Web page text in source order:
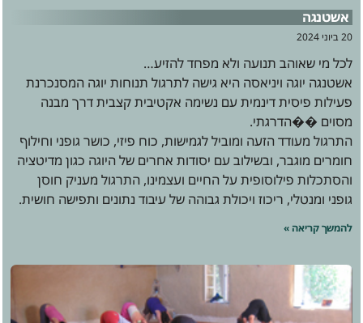
אשטנגה
20 ביוני 2024
לכל מי שאוהב תנועה ולא מפחד להזיע…
אשטנגה יוגה ויניאסה היא גישה לתרגול תנוחות יוגה המסנכרנת
פעילות פיסית דינמית עם נשימה אקטיבית קצבית דרך מבנה
מסוים ��הדרגתי.
התרגול מעודד הזעה ומוביל לגמישות, כוח פיזי, כושר גופני וחילוף
חומרים מוגבר, ובשילוב עם יסודות אחרים של היוגה כגון מדיטציה
והסתכלות פילוסופית על החיים ועצמינו, התרגול מעניק חוסן
גופני ומנטלי, ריכוז ויכולת גבוהה של עיבוד נתונים ותפישה חושית.
להמשך קריאה »